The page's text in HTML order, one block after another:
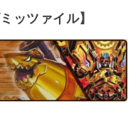
ツァイル】